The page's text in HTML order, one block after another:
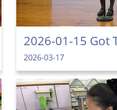
2026-01-15 Got
2026-03-17